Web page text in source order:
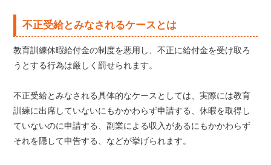
不正受給とみなされるケースとは
教育訓練休暇給付金の制度を悪用し、不正に給付金を受け取ろ
うとする行為は厳しく罰せられます。
不正受給とみなされる具体的なケースとしては、実際には教育
訓練に出席していないにもかかわらず申請する、休暇を取得し
ていないのに申請する、副業による収入があるにもかかわらず
それを隠して申告する、などが挙げられます。